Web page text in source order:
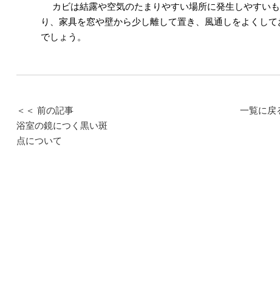
カビは結露や空気のたまりやすい場所に発生しやすい
り、家具を窓や壁から少し離して置き、風通しをよくし
でしょう。
＜＜ 前の記事
浴室の鏡につく黒い斑
点について
一覧に戻